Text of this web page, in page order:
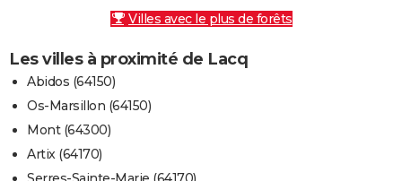
Villes avec le plus de forêts
Les villes à proximité de Lacq
Abidos (64150)
Os-Marsillon (64150)
Mont (64300)
Artix (64170)